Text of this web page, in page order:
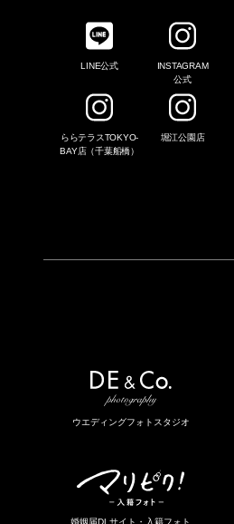
LINE公式
INSTAGRAM
公式
ららテラスTOKYO-
BAY店（千葉船橋）
堀江公園店
ウエディングフォトスタジオ
婚姻届DLサイト・入籍フォト